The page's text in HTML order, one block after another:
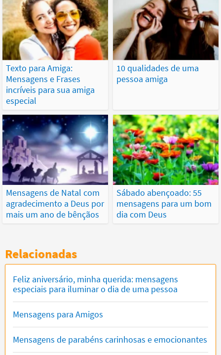
Texto para Amiga:
Mensagens e Frases
incríveis para sua amiga
especial
10 qualidades de uma
pessoa amiga
Mensagens de Natal com
agradecimento a Deus por
mais um ano de bênçãos
Sábado abençoado: 55
mensagens para um bom
dia com Deus
Relacionadas
Feliz aniversário, minha querida: mensagens
especiais para iluminar o dia de uma pessoa
Mensagens para Amigos
Mensagens de parabéns carinhosas e emocionantes